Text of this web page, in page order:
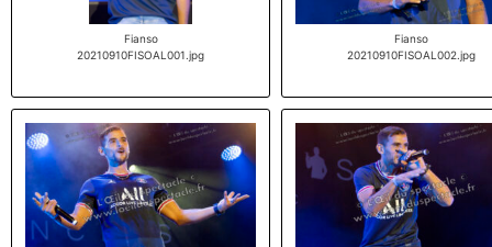
Fianso
20210910FISOAL001.jpg
Fianso
20210910FISOAL002.jpg